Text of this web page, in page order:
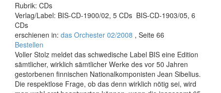
Rubrik: CDs
Verlag/Label: BIS-CD-1900/02, 5 CDs  BIS-CD-1903/05, 6
CDs
erschienen in: das Orchester 02/2008 , Seite 66
Bestellen
Voller Stolz meldet das schwedische Label BIS eine Edition
sämtlicher, wirklich sämtlicher Werke des vor 50 Jahren
gestorbenen finnischen Nationalkomponisten Jean Sibelius.
Die respektlose Frage, ob das denn wirklich nötig sei, wird